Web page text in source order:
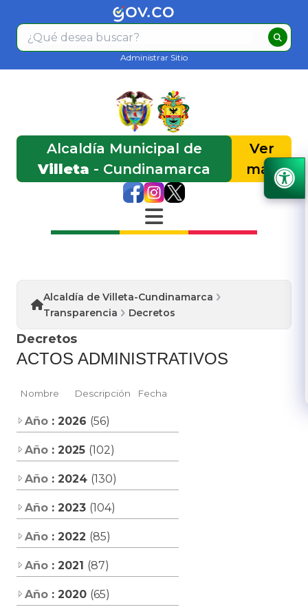
Administrar Sitio
Alcaldía Municipal de
Villeta - Cundinamarca
Ver
más
Alcaldía de Villeta-Cundinamarca
Transparencia
Decretos
Decretos
ACTOS ADMINISTRATIVOS​​
Nombre Descripción Fecha
Año : 2026 (56)
Año : 2025 (102)
Año : 2024 (130)
Año : 2023 (104)
Año : 2022 (85)
Año : 2021 (87)
Año : 2020 (65)